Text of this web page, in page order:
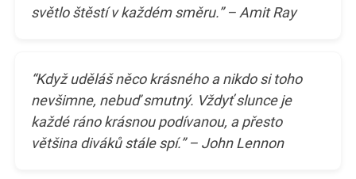
světlo štěstí v každém směru.” – Amit Ray
“Když uděláš něco krásného a nikdo si toho
nevšimne, nebuď smutný. Vždyť slunce je
každé ráno krásnou podívanou, a přesto
většina diváků stále spí.” – John Lennon